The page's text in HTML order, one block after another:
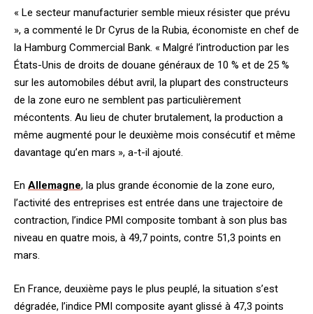
« Le secteur manufacturier semble mieux résister que prévu
», a commenté le Dr Cyrus de la Rubia, économiste en chef de
la Hamburg Commercial Bank. « Malgré l’introduction par les
États-Unis de droits de douane généraux de 10 % et de 25 %
sur les automobiles début avril, la plupart des constructeurs
de la zone euro ne semblent pas particulièrement
mécontents. Au lieu de chuter brutalement, la production a
même augmenté pour le deuxième mois consécutif et même
davantage qu’en mars », a-t-il ajouté.
En Allemagne, la plus grande économie de la zone euro,
l’activité des entreprises est entrée dans une trajectoire de
contraction, l’indice PMI composite tombant à son plus bas
niveau en quatre mois, à 49,7 points, contre 51,3 points en
mars.
En France, deuxième pays le plus peuplé, la situation s’est
dégradée, l’indice PMI composite ayant glissé à 47,3 points